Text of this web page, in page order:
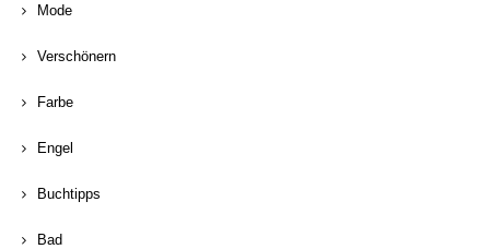
Mode
Verschönern
Farbe
Engel
Buchtipps
Bad